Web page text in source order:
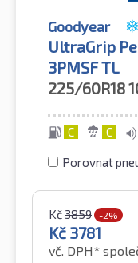
Goodyear
UltraGrip
3PMSF TL
225/60R18
C C
Porovnat
Kč3859 -2%
Kč 3781
vč. DPH*